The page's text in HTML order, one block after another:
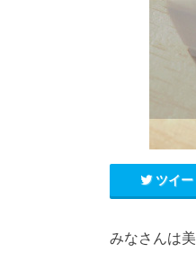
ツイー
みなさんは